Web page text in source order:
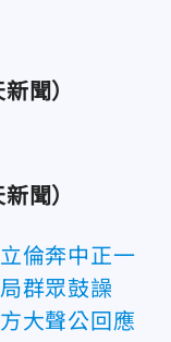
聞）
聞）
倫奔中正一
群眾鼓譟
大聲公回應